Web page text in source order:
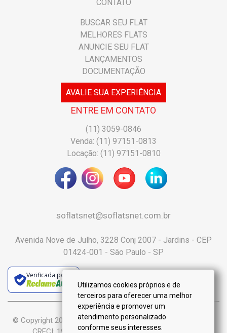
CONTATO
BUSCAR SEU FLAT
MELHORES FLATS
ANUNCIE SEU FLAT
LANÇAMENTOS
DOCUMENTAÇÃO
AVALIE SUA EXPERIÊNCIA
ENTRE EM CONTATO
(11) 3059-0846
Venda: (11) 97151-0813
Locação: (11) 97151-0810
soflatsnet@soflatsnet.com.br
Avenida Nove de Julho, 3228 Conj 2007 - Jardins - CEP
01424-001 - São Paulo - SP
Verificada por
© Copyright 2025 :: Só Flats Negócios Imobiliários Ltda-Me ::
Utilizamos cookies próprios e de
terceiros para oferecer uma melhor
experiência e promover um
atendimento personalizado
conforme seus interesses.